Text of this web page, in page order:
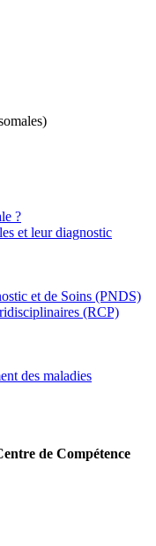
?
et leur diagnostic
et de Soins (PNDS)
(RCP)
des maladies
de Compétence